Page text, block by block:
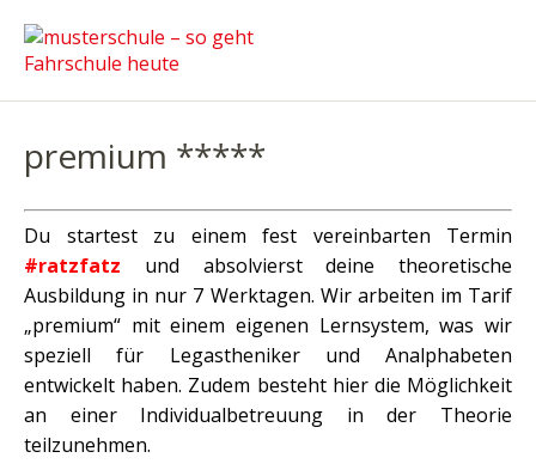
premium *****
Du startest zu einem fest vereinbarten Termin
#ratzfatz und absolvierst deine theoretische
Ausbildung in nur 7 Werktagen. Wir arbeiten im Tarif
„premium“ mit einem eigenen Lernsystem, was wir
speziell für Legastheniker und Analphabeten
entwickelt haben. Zudem besteht hier die Möglichkeit
an einer Individualbetreuung in der Theorie
teilzunehmen.